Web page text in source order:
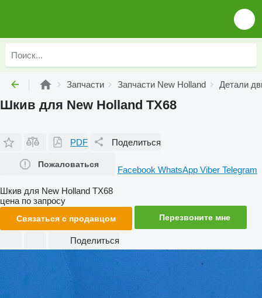
Запчасти Запчасти New Holland Детали
Шкив для New Holland TX68
PDF Поделиться
Пожаловаться
Facebook WhatsApp Viber Telegram
Шкив для New Holland TX68
цена по запросу
Связаться с продавцом Перезвоните мне
Поделиться